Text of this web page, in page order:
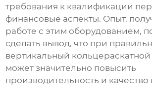
требования к квалификации
финансовые аспекты. Опыт,
работе с этим оборудованием,
сделать вывод, что при
вертикальный
может значительно повысить
производительность и